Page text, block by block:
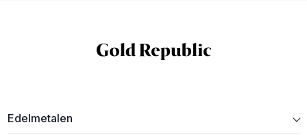
Edelmetalen